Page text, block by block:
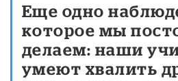
Еще одно
которое мы
делаем: наши
умеют хвалить